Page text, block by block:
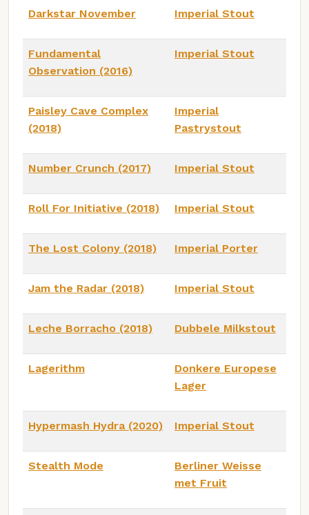
Darkstar November Imperial Stout
Fundamental
Observation (2016)
Imperial Stout
Paisley Cave Complex
(2018)
Imperial
Pastrystout
Number Crunch (2017) Imperial Stout
Roll For Initiative (2018) Imperial Stout
The Lost Colony (2018) Imperial Porter
Jam the Radar (2018) Imperial Stout
Leche Borracho (2018) Dubbele Milkstout
Lagerithm
Donkere Europese
Lager
Hypermash Hydra (2020) Imperial Stout
Stealth Mode
Berliner Weisse
met Fruit